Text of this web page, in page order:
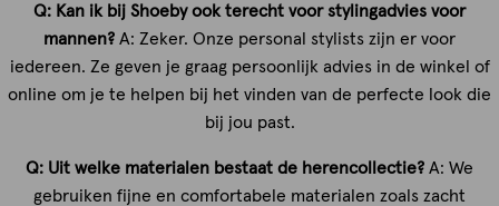
Q: Kan ik bij Shoeby ook terecht voor stylingadvies voor
mannen? A: Zeker. Onze personal stylists zijn er voor
iedereen. Ze geven je graag persoonlijk advies in de winkel of
online om je te helpen bij het vinden van de perfecte look die
bij jou past.
Q: Uit welke materialen bestaat de herencollectie? A: We
gebruiken fijne en comfortabele materialen zoals zacht